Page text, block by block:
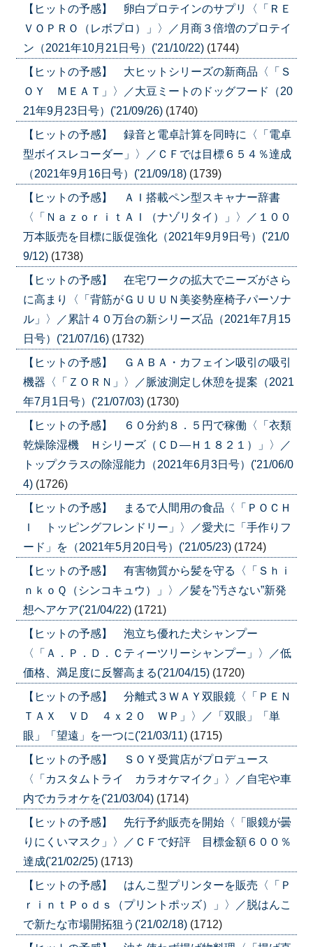
【ヒットの予感】 卵白プロテインのサプリ〈「ＲＥ
ＶＯＰＲＯ（レボプロ）」〉／月商３倍増のプロテイ
ン（2021年10月21日号）('21/10/22) (1744)
【ヒットの予感】 大ヒットシリーズの新商品〈「Ｓ
ＯＹ ＭＥＡＴ」〉／大豆ミートのドッグフード（20
21年9月23日号）('21/09/26) (1740)
【ヒットの予感】 録音と電卓計算を同時に〈「電卓
型ボイスレコーダー」〉／ＣＦでは目標６５４％達成
（2021年9月16日号）('21/09/18) (1739)
【ヒットの予感】 ＡＩ搭載ペン型スキャナー辞書
〈「ＮａｚｏｒｉｔＡＩ（ナゾリタイ）」〉／１００
万本販売を目標に販促強化（2021年9月9日号）('21/0
9/12) (1738)
【ヒットの予感】 在宅ワークの拡大でニーズがさら
に高まり〈「背筋がＧＵＵＵＮ美姿勢座椅子パーソナ
ル」〉／累計４０万台の新シリーズ品（2021年7月15
日号）('21/07/16) (1732)
【ヒットの予感】 ＧＡＢＡ・カフェイン吸引の吸引
機器〈「ＺＯＲＮ」〉／脈波測定し休憩を提案（2021
年7月1日号）('21/07/03) (1730)
【ヒットの予感】 ６０分約８．５円で稼働〈「衣類
乾燥除湿機 Ｈシリーズ（ＣＤ―Ｈ１８２１）」〉／
トップクラスの除湿能力（2021年6月3日号）('21/06/0
4) (1726)
【ヒットの予感】 まるで人間用の食品〈「ＰＯＣＨ
Ｉ トッピングフレンドリー」〉／愛犬に「手作りフ
ード」を（2021年5月20日号）('21/05/23) (1724)
【ヒットの予感】 有害物質から髪を守る〈「Ｓｈｉ
ｎｋｏＱ（シンコキュウ）」〉／髪を”汚さない”新発
想ヘアケア('21/04/22) (1721)
【ヒットの予感】 泡立ち優れた犬シャンプー
〈「Ａ．Ｐ．Ｄ．Ｃティーツリーシャンプー」〉／低
価格、満足度に反響高まる('21/04/15) (1720)
【ヒットの予感】 分離式３ＷＡＹ双眼鏡〈「ＰＥＮ
ＴＡＸ ＶＤ ４ｘ２０ ＷＰ」〉／「双眼」「単
眼」「望遠」を一つに('21/03/11) (1715)
【ヒットの予感】 ＳＯＹ受賞店がプロデュース
〈「カスタムトライ カラオケマイク」〉／自宅や車
内でカラオケを('21/03/04) (1714)
【ヒットの予感】 先行予約販売を開始〈「眼鏡が曇
りにくいマスク」〉／ＣＦで好評 目標金額６００％
達成('21/02/25) (1713)
【ヒットの予感】 はんこ型プリンターを販売〈「Ｐ
ｒｉｎｔＰｏｄｓ（プリントポッズ）」〉／脱はんこ
で新たな市場開拓狙う('21/02/18) (1712)